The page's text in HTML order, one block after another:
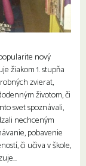
nový
žiakom 1. stupňa
zvierat,
životom, či
svet spoznávali,
nechceným
pobavenie
či učiva v škole,